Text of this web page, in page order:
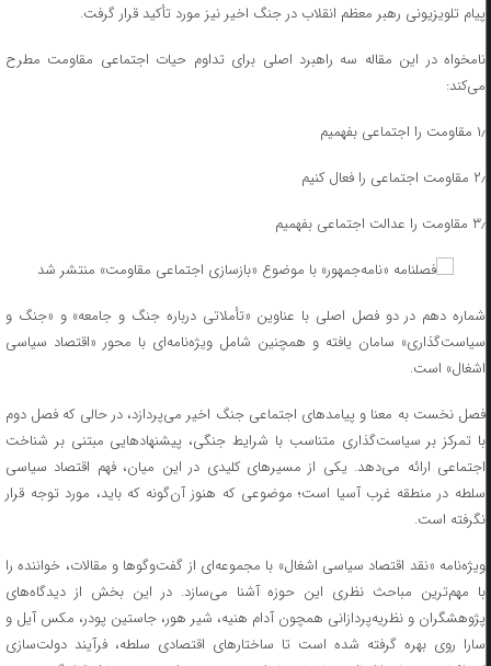
پیام تلویزیونی رهبر معظم انقلاب در جنگ اخیر نیز مورد تأکید قرار گرفت.
نامخواه در این مقاله سه راهبرد اصلی برای تداوم حیات اجتماعی مقاومت مطرح
می‌کند:
۱٫ مقاومت را اجتماعی بفهمیم
۲٫ مقاومت اجتماعی را فعال کنیم
۳٫ مقاومت را عدالت اجتماعی بفهمیم
شماره دهم در دو فصل اصلی با عناوین «تأملاتی درباره جنگ و جامعه» و «جنگ و
سیاست‌گذاری» سامان یافته و همچنین شامل ویژه‌نامه‌ای با محور «اقتصاد سیاسی
اشغال» است.
فصل نخست به معنا و پیامدهای اجتماعی جنگ اخیر می‌پردازد، در حالی که فصل دوم
با تمرکز بر سیاست‌گذاری متناسب با شرایط جنگی، پیشنهادهایی مبتنی بر شناخت
اجتماعی ارائه می‌دهد. یکی از مسیرهای کلیدی در این میان، فهم اقتصاد سیاسی
سلطه در منطقه غرب آسیا است؛ موضوعی که هنوز آن‌گونه که باید، مورد توجه قرار
نگرفته است.
ویژه‌نامه «نقد اقتصاد سیاسی اشغال» با مجموعه‌ای از گفت‌وگوها و مقالات، خواننده را
با مهم‌ترین مباحث نظری این حوزه آشنا می‌سازد. در این بخش از دیدگاه‌های
پژوهشگران و نظریه‌پردازانی همچون آدام هنیه، شیر هور، جاستین پودر، مکس آیل و
سارا روی بهره گرفته شده است تا ساختارهای اقتصادی سلطه، فرآیند دولت‌سازی